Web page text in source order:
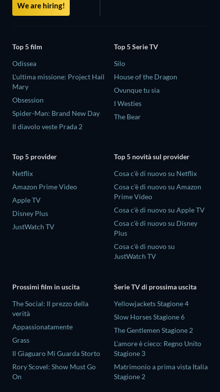
We are hiring!
Top 5 film
Odissea
L'ultima missione: Project Hail
Mary
Obsession
Spider-Man: Brand New Day
Il diavolo veste Prada 2
Top 5 Serie TV
Silo
House of the Dragon
Ovunque tu sia
I Westies
The Bear
Top 5 provider
Netflix
Amazon Prime Video
Apple TV
Disney Plus
JustWatch TV
Top 5 novità sul provider
Cosa c'è di nuovo su Netflix
Cosa c'è di nuovo su Amazon
Prime Video
Cosa c'è di nuovo su Apple TV
Cosa c'è di nuovo su Disney
Plus
Cosa c'è di nuovo su
JustWatch TV
Prossimi film in uscita
The Social: Il prezzo della
verità
Appassionatamente
Grass
Il Giaguaro Mi Guarda Storto
Rory Scovel: Show Must Go
On
Serie TV di prossima uscita
Yellowjackets Stagione 4
Slow Horses Stagione 6
The Gentlemen Stagione 2
L'amore è cieco: Regno Unito
Stagione 3
Matrimonio a prima vista Italia
Stagione 2